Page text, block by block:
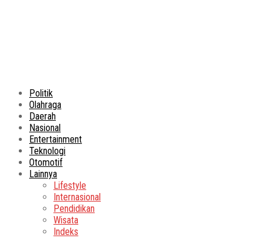
Politik
Olahraga
Daerah
Nasional
Entertainment
Teknologi
Otomotif
Lainnya
Lifestyle
Internasional
Pendidikan
Wisata
Indeks